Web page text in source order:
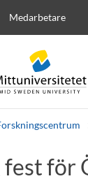
Medarbetare
fest för